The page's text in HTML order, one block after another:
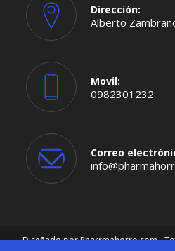
Dirección:
Alberto
Movil:
0982301232
aplicación
Correo
Diseñado porPharrmahorro.com-